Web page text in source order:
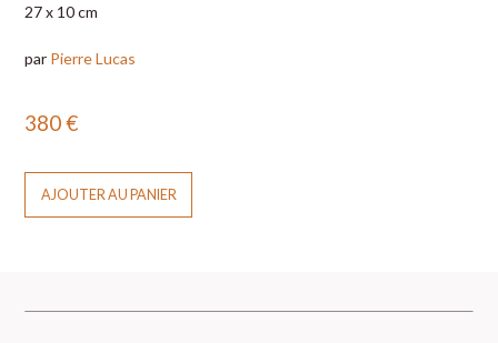
27 x 10 cm
par Pierre Lucas
380€
AJOUTER AU PANIER